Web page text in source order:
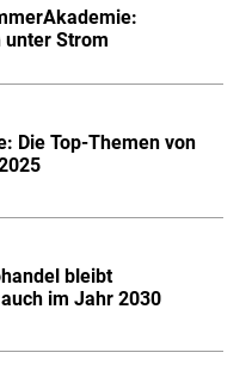
unter Strom
Die Top-Themen von
bleibt
im Jahr 2030